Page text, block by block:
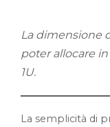
La dimensione
poter allocare
1U.
La semplicità di